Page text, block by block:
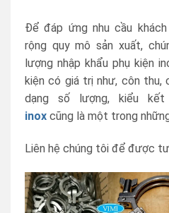
Để đáp ứng nhu cầu
rộng quy mô sản xuất,
lượng nhập khẩu phụ kiện
kiện có giá trị như, côn thu,
dạng số lượng, kiểu
inox cũng là một trong
Liên hệ chúng tôi để được